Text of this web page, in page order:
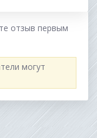
отзыв первым
могут